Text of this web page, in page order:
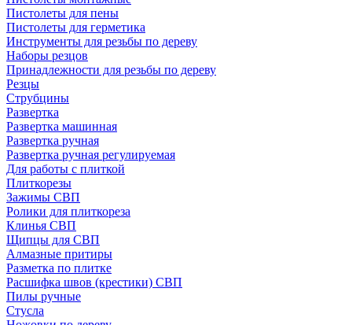
Пистолеты для пены
Пистолеты для герметика
Инструменты для резьбы по дереву
Наборы резцов
Принадлежности для резьбы по дереву
Резцы
Струбцины
Развертка
Развертка машинная
Развертка ручная
Развертка ручная регулируемая
Для работы с плиткой
Плиткорезы
Зажимы СВП
Ролики для плиткореза
Клинья СВП
Щипцы для СВП
Алмазные притиры
Разметка по плитке
Расшифка швов (крестики) СВП
Пилы ручные
Стусла